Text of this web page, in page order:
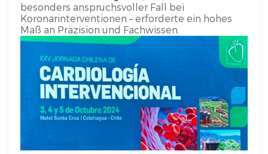
besonders anspruchsvoller Fall bei
Koronarinterventionen – erforderte ein hohes
Maß an Präzision und Fachwissen.